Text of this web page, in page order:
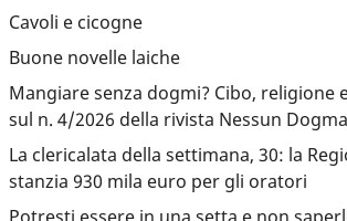
Cavoli e cicogne
Buone novelle laiche
Mangiare senza dogmi? Cibo, religione
sul n. 4/2026 della rivista Nessun Dogma
La clericalata della settimana, 30: la
stanzia 930 mila euro per gli oratori